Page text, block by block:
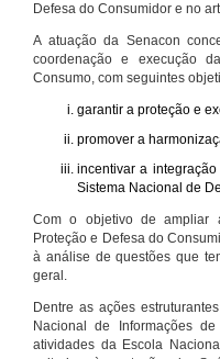
Defesa do Consumidor e no
A atuação da Senacon
coordenação e execução
Consumo, com seguintes
garantir a proteção e
promover a
incentivar a
Sistema Nacional de
Com o objetivo de ampliar
Proteção e Defesa do
à análise de questões que
geral.
Dentre as ações
Nacional de Informações
atividades da Escola